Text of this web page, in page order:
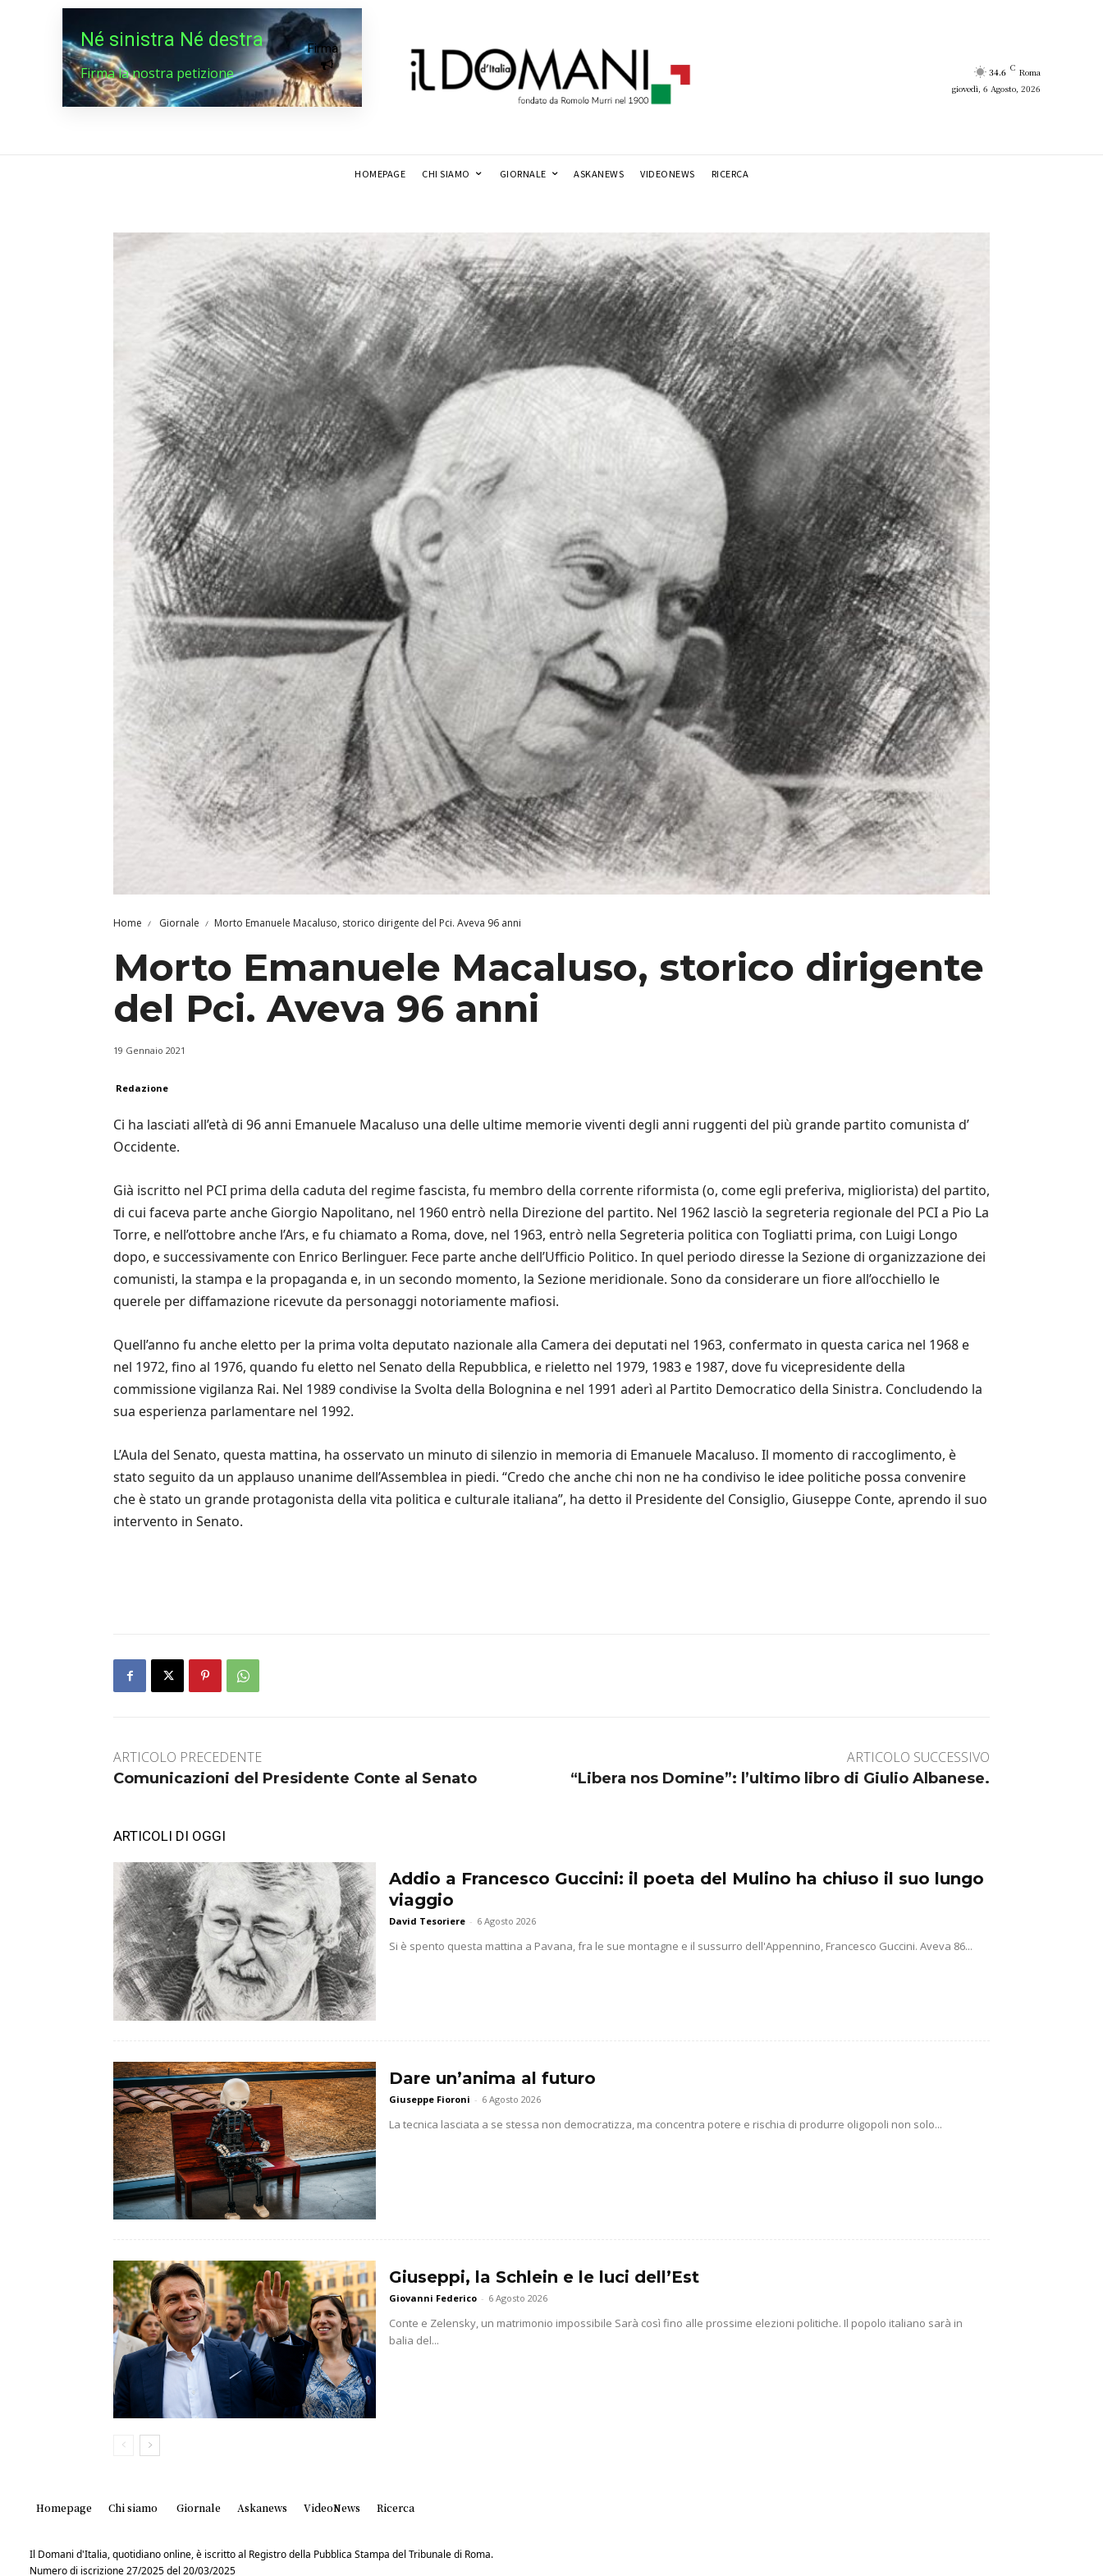
Né sinistra Né destra
Firma la nostra petizione
Firma
34.6 C Roma
giovedì, 6 Agosto, 2026
HOMEPAGE CHI SIAMO GIORNALE ASKANEWS VIDEONEWS RICERCA
Home Giornale Morto Emanuele Macaluso, storico dirigente del Pci. Aveva 96 anni
Morto Emanuele Macaluso, storico dirigente
del Pci. Aveva 96 anni
19 Gennaio 2021
Redazione
Ci ha lasciati all’età di 96 anni Emanuele Macaluso una delle ultime memorie viventi degli anni ruggenti del più grande partito comunista d’
Occidente.
Già iscritto nel PCI prima della caduta del regime fascista, fu membro della corrente riformista (o, come egli preferiva, migliorista) del partito,
di cui faceva parte anche Giorgio Napolitano, nel 1960 entrò nella Direzione del partito. Nel 1962 lasciò la segreteria regionale del PCI a Pio La
Torre, e nell’ottobre anche l’Ars, e fu chiamato a Roma, dove, nel 1963, entrò nella Segreteria politica con Togliatti prima, con Luigi Longo
dopo, e successivamente con Enrico Berlinguer. Fece parte anche dell’Ufficio Politico. In quel periodo diresse la Sezione di organizzazione dei
comunisti, la stampa e la propaganda e, in un secondo momento, la Sezione meridionale. Sono da considerare un fiore all’occhiello le
querele per diffamazione ricevute da personaggi notoriamente mafiosi.
Quell’anno fu anche eletto per la prima volta deputato nazionale alla Camera dei deputati nel 1963, confermato in questa carica nel 1968 e
nel 1972, fino al 1976, quando fu eletto nel Senato della Repubblica, e rieletto nel 1979, 1983 e 1987, dove fu vicepresidente della
commissione vigilanza Rai. Nel 1989 condivise la Svolta della Bolognina e nel 1991 aderì al Partito Democratico della Sinistra. Concludendo la
sua esperienza parlamentare nel 1992.
L’Aula del Senato, questa mattina, ha osservato un minuto di silenzio in memoria di Emanuele Macaluso. Il momento di raccoglimento, è
stato seguito da un applauso unanime dell’Assemblea in piedi. “Credo che anche chi non ne ha condiviso le idee politiche possa convenire
che è stato un grande protagonista della vita politica e culturale italiana”, ha detto il Presidente del Consiglio, Giuseppe Conte, aprendo il suo
intervento in Senato.
ARTICOLO PRECEDENTE
Comunicazioni del Presidente Conte al Senato
ARTICOLO SUCCESSIVO
“Libera nos Domine”: l’ultimo libro di Giulio Albanese.
ARTICOLI DI OGGI
Addio a Francesco Guccini: il poeta del Mulino ha chiuso il suo lungo
viaggio
David Tesoriere - 6 Agosto 2026
Si è spento questa mattina a Pavana, fra le sue montagne e il sussurro dell'Appennino, Francesco Guccini. Aveva 86...
Dare un’anima al futuro
Giuseppe Fioroni - 6 Agosto 2026
La tecnica lasciata a se stessa non democratizza, ma concentra potere e rischia di produrre oligopoli non solo...
Giuseppi, la Schlein e le luci dell’Est
Giovanni Federico - 6 Agosto 2026
Conte e Zelensky, un matrimonio impossibile Sarà così fino alle prossime elezioni politiche. Il popolo italiano sarà in
balia del...
Homepage Chi siamo Giornale Askanews VideoNews Ricerca
Il Domani d'Italia, quotidiano online, è iscritto al Registro della Pubblica Stampa del Tribunale di Roma.
Numero di iscrizione 27/2025 del 20/03/2025